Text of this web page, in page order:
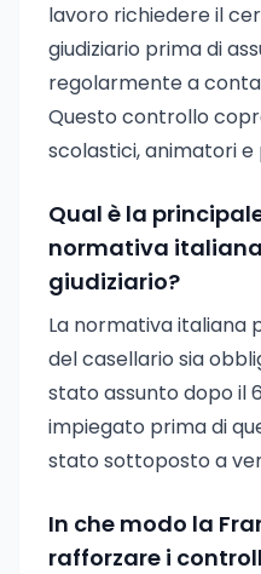
lavoro richiedere il
giudiziario prima di
regolarmente a
Questo controllo
scolastici, animatori e
Qual è la
normativa
giudiziario?
La normativa italiana
del casellario sia
stato assunto dopo il
impiegato prima di
stato sottoposto a
In che modo la
rafforzare i